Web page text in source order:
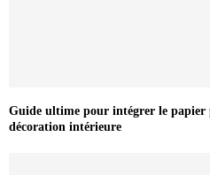
Guide ultime pour intégrer le
décoration intérieure